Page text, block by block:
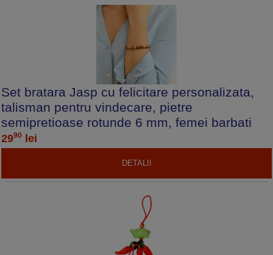
Set bratara Jasp cu felicitare personalizata,
talisman pentru vindecare, pietre
semipretioase rotunde 6 mm, femei barbati
2990 lei
DETALII